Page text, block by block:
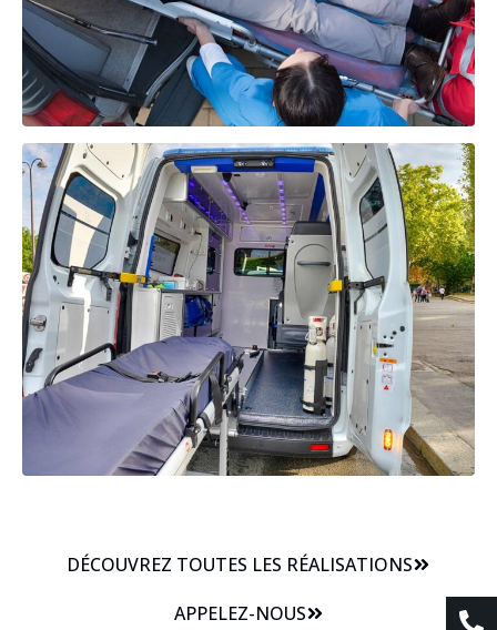
DÉCOUVREZ TOUTES LES RÉALISATIONS
APPELEZ-NOUS